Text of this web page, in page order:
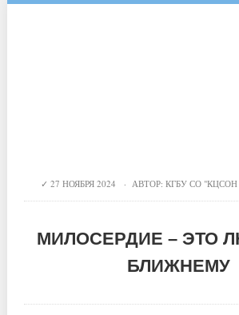
27 НОЯБРЯ 2024 · АВТОР: КГБУ СО
МИЛОСЕРДИЕ – ЭТО
БЛИЖНЕМУ